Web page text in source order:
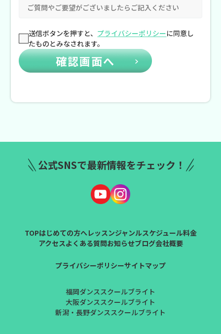
送信ボタンを押すと、 プライバシーポリシーに同意し
たものとみなされます。
公式SNSで最新情報をチェック！
TOPはじめての方へレッスンジャンルスケジュール料金
アクセスよくある質問お知らせブログ会社概要
プライバシーポリシーサイトマップ
福岡ダンススクールブライト
大阪ダンススクールブライト
新潟・長野ダンススクールブライト